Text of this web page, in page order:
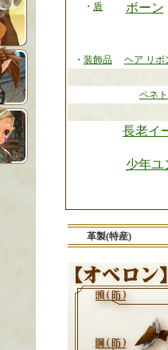
・ 盾 ボーン
・ 装飾品 ヘア リボ
ペネ
長老イ
少年ユ
革製(特産)